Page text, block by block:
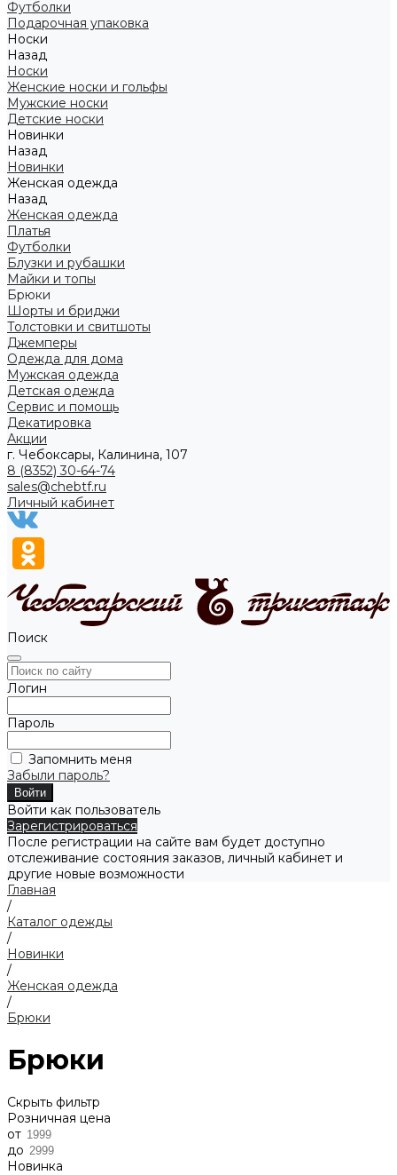
Футболки
Подарочная упаковка
Носки
Назад
Носки
Женские носки и гольфы
Мужские носки
Детские носки
Новинки
Назад
Новинки
Женская одежда
Назад
Женская одежда
Платья
Футболки
Блузки и рубашки
Майки и топы
Брюки
Шорты и бриджи
Толстовки и свитшоты
Джемперы
Одежда для дома
Мужская одежда
Детская одежда
Сервис и помощь
Декатировка
Акции
г. Чебоксары, Калинина, 107
8 (8352) 30-64-74
sales@chebtf.ru
Личный кабинет
Поиск
Логин
Пароль
Запомнить меня
Забыли пароль?
Войти как пользователь
Зарегистрироваться
После регистрации на сайте вам будет доступно
отслеживание состояния заказов, личный кабинет и
другие новые возможности
Главная
/
Каталог одежды
/
Новинки
/
Женская одежда
/
Брюки
Брюки
Скрыть фильтр
Розничная цена
от
до
Новинка